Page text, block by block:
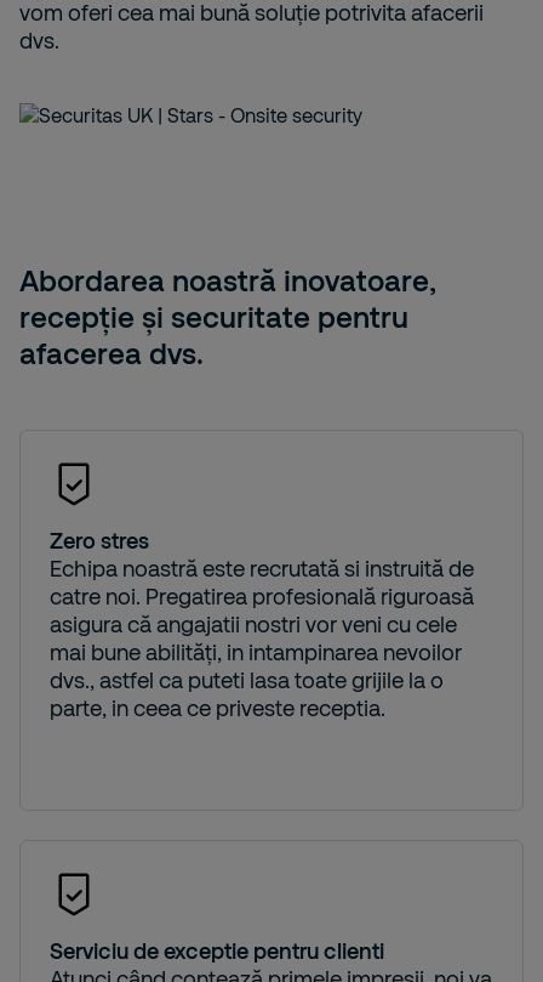
vom oferi cea mai bună soluție potrivita afacerii
dvs.
Abordarea noastră inovatoare,
recepție și securitate pentru
afacerea dvs.
Zero stres
Echipa noastră este recrutată si instruită de
catre noi. Pregatirea profesională riguroasă
asigura că angajatii nostri vor veni cu cele
mai bune abilități, in intampinarea nevoilor
dvs., astfel ca puteti lasa toate grijile la o
parte, in ceea ce priveste receptia.
Serviciu de exceptie pentru clienti